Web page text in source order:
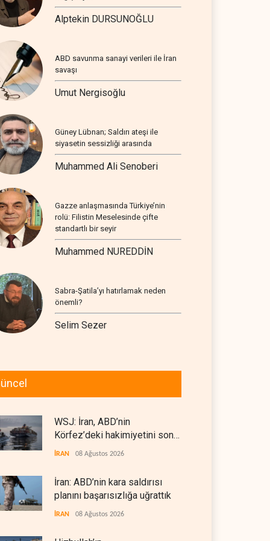
Alptekin DURSUNOĞLU
ABD savunma sanayi verileri ile İran
savaşı
Umut Nergisoğlu
Güney Lübnan; Saldırı ateşi ile
siyasetin sessizliği arasında
Muhammed Ali Senoberi
Gazze anlaşmasında Türkiye’nin
rolü: Filistin Meselesinde çifte
standartlı bir seyir
Muhammed NUREDDİN
Sabra-Şatila’yı hatırlamak neden
önemli?
Selim Sezer
WSJ: İran, ABD’nin
Körfez’deki hakimiyetini sona
erdiriyor
İRAN 08 Ağustos 2026
İran: ABD’nin kara saldırısı
planını başarısızlığa uğrattık
İRAN 08 Ağustos 2026